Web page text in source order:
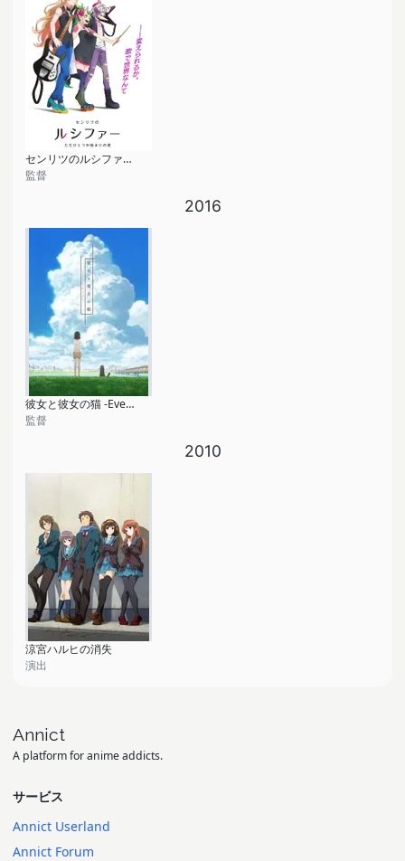
センリツのルシファー ただひとつの始まりの歌
監督
2016
彼女と彼女の猫 -Everything Flows-
監督
2010
涼宮ハルヒの消失
演出
Annict
A platform for anime addicts.
サービス
Annict Userland
Annict Forum